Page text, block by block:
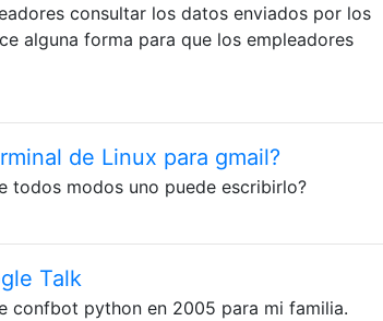
consultar los datos enviados por los
alguna forma para que los empleadores
de Linux para gmail?
todos modos uno puede escribirlo?
Talk
confbot python en 2005 para mi familia.